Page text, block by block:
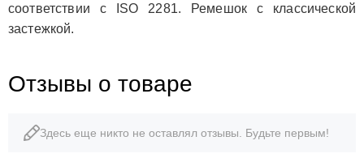
соответствии с ISO 2281. Ремешок с классической
застежкой.
Отзывы о товаре
Здесь еще никто не оставлял отзывы. Будьте первым!